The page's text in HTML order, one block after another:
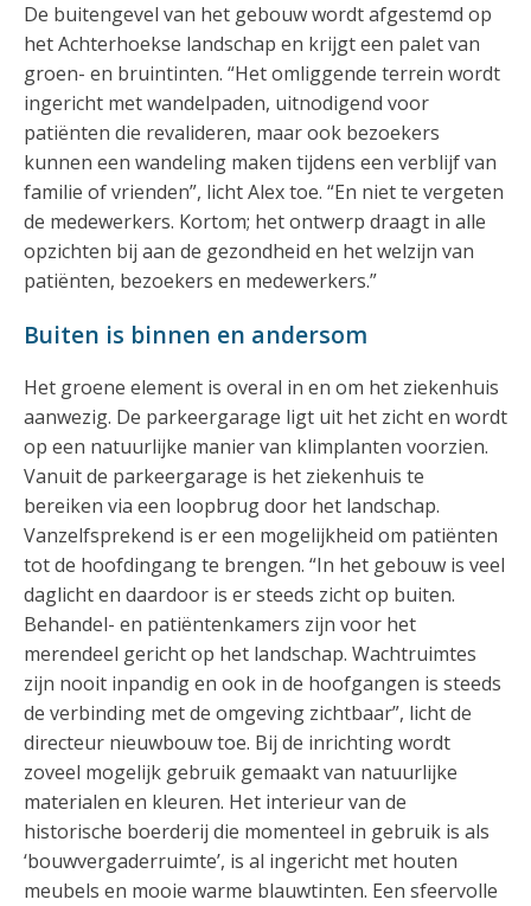
De buitengevel van het gebouw wordt afgestemd op
het Achterhoekse landschap en krijgt een palet van
groen- en bruintinten. “Het omliggende terrein wordt
ingericht met wandelpaden, uitnodigend voor
patiënten die revalideren, maar ook bezoekers
kunnen een wandeling maken tijdens een verblijf van
familie of vrienden”, licht Alex toe. “En niet te vergeten
de medewerkers. Kortom; het ontwerp draagt in alle
opzichten bij aan de gezondheid en het welzijn van
patiënten, bezoekers en medewerkers.”
Buiten is binnen en andersom
Het groene element is overal in en om het ziekenhuis
aanwezig. De parkeergarage ligt uit het zicht en wordt
op een natuurlijke manier van klimplanten voorzien.
Vanuit de parkeergarage is het ziekenhuis te
bereiken via een loopbrug door het landschap.
Vanzelfsprekend is er een mogelijkheid om patiënten
tot de hoofdingang te brengen. “In het gebouw is veel
daglicht en daardoor is er steeds zicht op buiten.
Behandel- en patiëntenkamers zijn voor het
merendeel gericht op het landschap. Wachtruimtes
zijn nooit inpandig en ook in de hoofgangen is steeds
de verbinding met de omgeving zichtbaar”, licht de
directeur nieuwbouw toe. Bij de inrichting wordt
zoveel mogelijk gebruik gemaakt van natuurlijke
materialen en kleuren. Het interieur van de
historische boerderij die momenteel in gebruik is als
‘bouwvergaderruimte’, is al ingericht met houten
meubels en mooie warme blauwtinten. Een sfeervolle